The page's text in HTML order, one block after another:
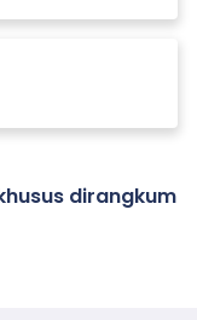
dirangkum